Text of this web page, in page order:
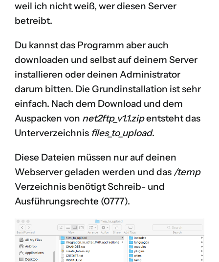
weil ich nicht weiß, wer diesen Server
betreibt.
Du kannst das Programm aber auch
downloaden und selbst auf deinem Server
installieren oder deinen Administrator
darum bitten. Die Grundinstallation ist sehr
einfach. Nach dem Download und dem
Auspacken von net2ftp_v1.1.zipentsteht das
Unterverzeichnis files_to_upload.
Diese Dateien müssen nur auf deinen
Webserver geladen werden und das /temp
Verzeichnis benötigt Schreib- und
Ausführungsrechte (0777).